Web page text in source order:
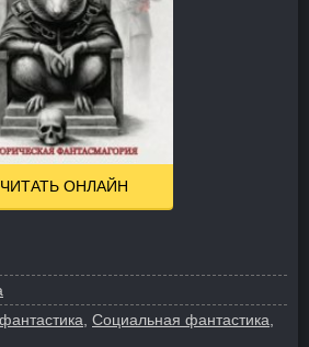
ЧИТАТЬ ОНЛАЙН
Социальная фантастика